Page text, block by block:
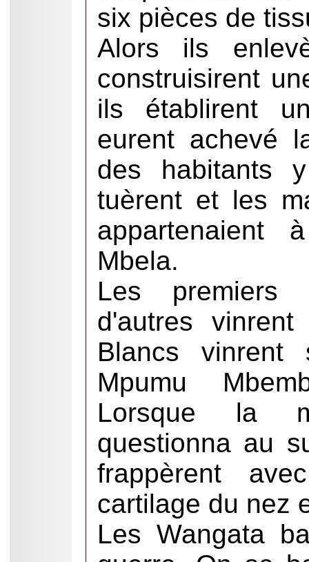
six pièces de
Alors ils
construisirent
ils établirent
eurent achevé
des habitants
tuèrent et les
appartenaient
Mbela.
Les premiers
d'autres
Blancs vinrent
Mpumu
Lorsque la
questionna au
frappèrent
cartilage du nez
Les Wangata